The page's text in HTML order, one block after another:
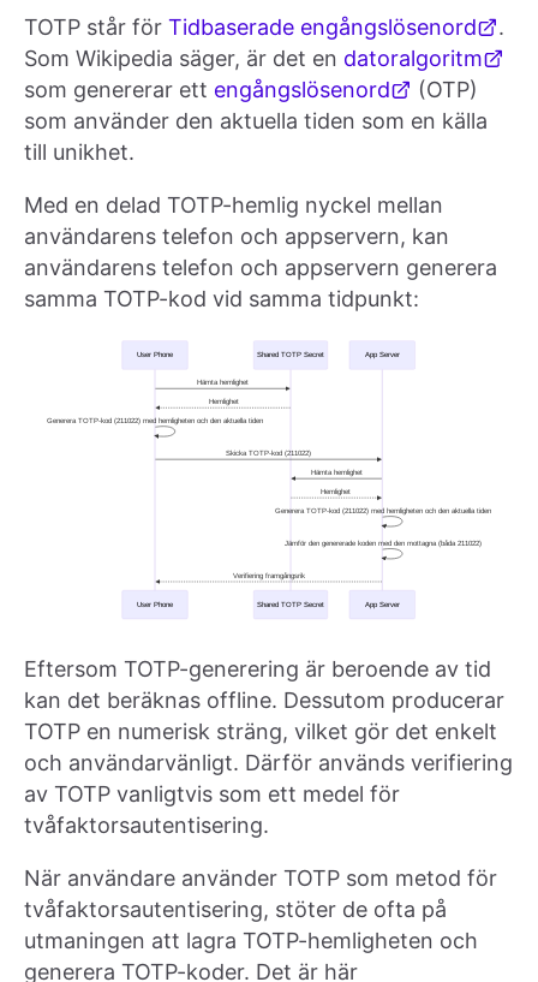
TOTP står för Tidbaserade engångslösenord
.
Som Wikipedia säger, är det en datoralgoritm
som genererar ett engångslösenord
(OTP)
som använder den aktuella tiden som en källa
till unikhet.
Med en delad TOTP-hemlig nyckel mellan
användarens telefon och appservern, kan
användarens telefon och appservern generera
samma TOTP-kod vid samma tidpunkt:
Eftersom TOTP-generering är beroende av tid
kan det beräknas offline. Dessutom producerar
TOTP en numerisk sträng, vilket gör det enkelt
och användarvänligt. Därför används verifiering
av TOTP vanligtvis som ett medel för
tvåfaktorsautentisering.
När användare använder TOTP som metod för
tvåfaktorsautentisering, stöter de ofta på
utmaningen att lagra TOTP-hemligheten och
generera TOTP-koder. Det är här